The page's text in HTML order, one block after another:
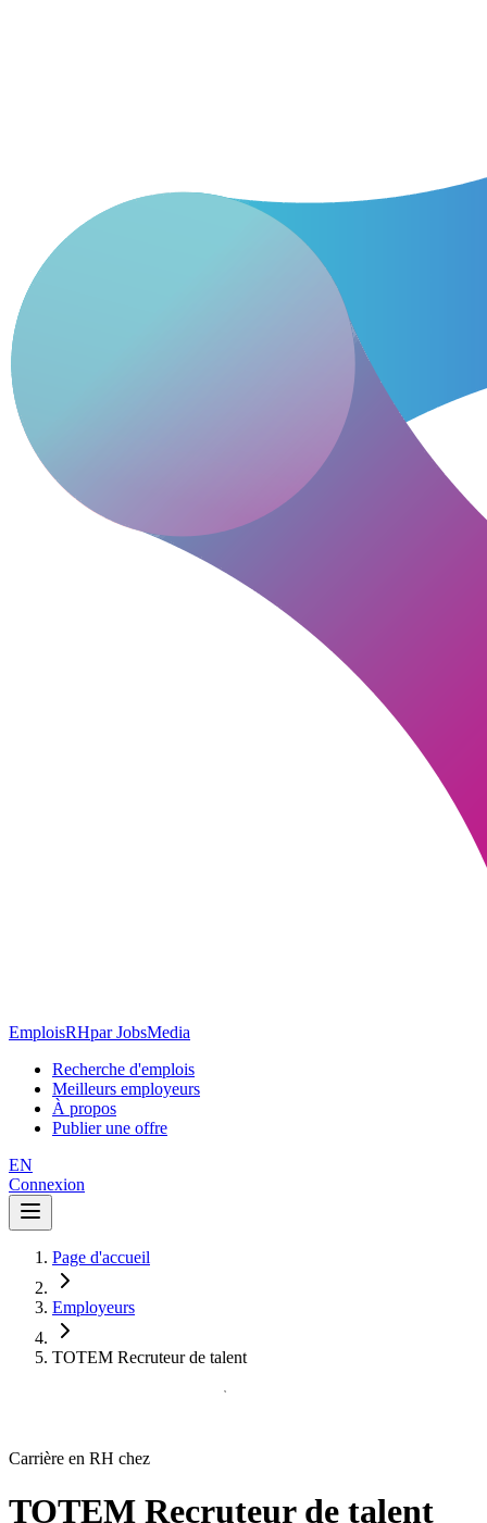
EmploisRHpar JobsMedia
Recherche d'emplois
Meilleurs employeurs
À propos
Publier une offre
EN
Connexion
Page d'accueil
Employeurs
TOTEM Recruteur de talent
Carrière en RH chez
TOTEM Recruteur de talent